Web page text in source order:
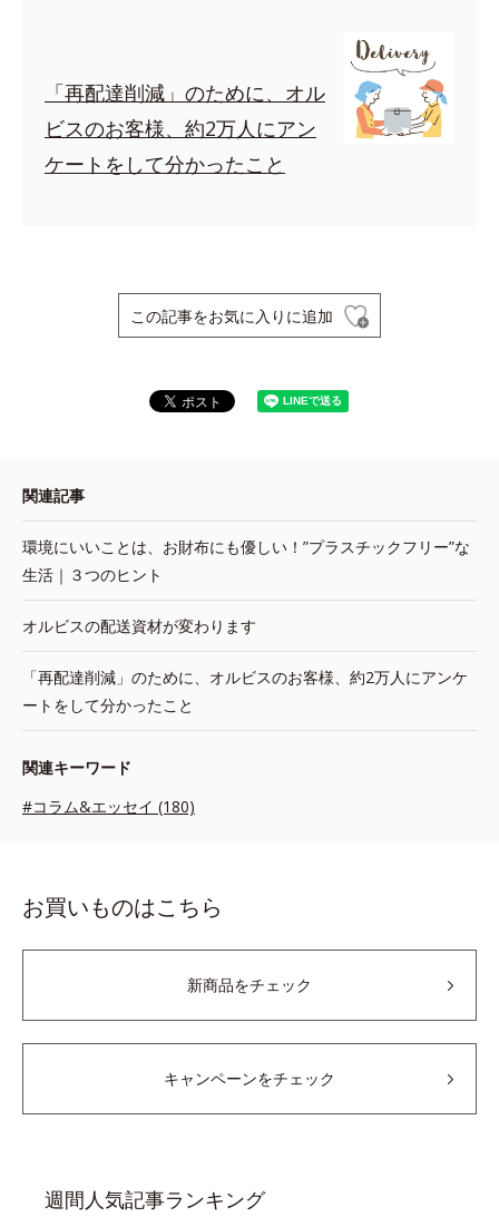
「再配達削減」のために、オル
ビスのお客様、約2万人にアン
ケートをして分かったこと
この記事をお気に入りに追加
関連記事
環境にいいことは、お財布にも優しい！”プラスチックフリー”な
生活｜３つのヒント
オルビスの配送資材が変わります
「再配達削減」のために、オルビスのお客様、約2万人にアンケ
ートをして分かったこと
関連キーワード
#コラム&エッセイ (180)
お買いものはこちら
新商品をチェック
キャンペーンをチェック
週間人気記事ランキング